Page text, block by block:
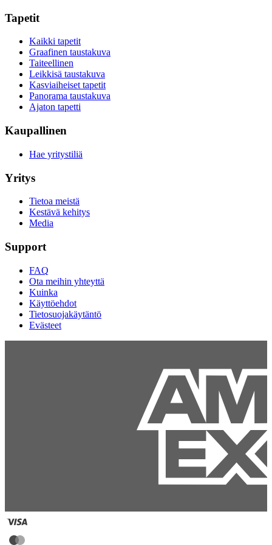
Tapetit
Kaikki tapetit
Graafinen taustakuva
Taiteellinen
Leikkisä taustakuva
Kasviaiheiset tapetit
Panorama taustakuva
Ajaton tapetti
Kaupallinen
Hae yritystiliä
Yritys
Tietoa meistä
Kestävä kehitys
Media
Support
FAQ
Ota meihin yhteyttä
Kuinka
Käyttöehdot
Tietosuojakäytäntö
Evästeet